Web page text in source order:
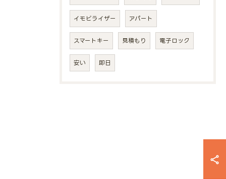
イモビライザー アパート
スマートキー 見積もり 電子ロック
安い 即日